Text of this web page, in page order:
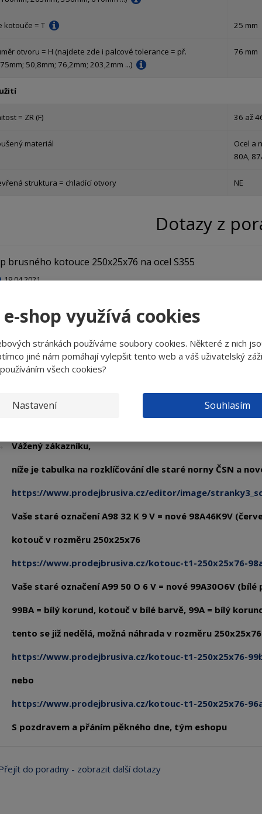
shop využívá cookies
stránkách používáme soubory cookies. Některé z nich
jiné nám pomáhají vylepšit tento web a váš uživatelský
všech cookies?
Nastavení Souhlasím
kotouče = T 25 mm
otvoru = H (najdete zde i palcové tolerance = př.
50,8mm; 76,2mm; 203,2mm ...)
76 mm
= ZR (F) 36 až
materiál
Ocel a
80A,
struktura = chladící otvory NE
Dotazy z
brusného kotouce 250x25x76 na ocel S355
19.04.2021
den,
bych rozklíčovat staré značení brusných kotoučů a jejich
32K 9V 01
50 06V
bych potřeboval poradit s výběrem vhodného brusného
Vážený zákazníku,
níže je tabulka na rozklíčování dle staré norny ČSN a
https://www.prodejbrusiva.cz/editor/image/
Vaše staré označení A98 32 K 9 V = nové 98A46K9V
kotouč v rozměru 250x25x76
https://www.prodejbrusiva.cz/kotouc-t1-250x25x76-
Vaše staré označení A99 50 O 6 V = nové 99A30O6V
99BA = bílý korund, kotouč v bílé barvě, 99A = bílý
tento se již nedělá, možná náhrada v rozměru 250x25x76
https://www.prodejbrusiva.cz/kotouc-t1-250x25x76-
nebo
https://www.prodejbrusiva.cz/kotouc-t1-250x25x76-
S pozdravem a přáním pěkného dne, tým eshopu
do poradny - zobrazit další dotazy